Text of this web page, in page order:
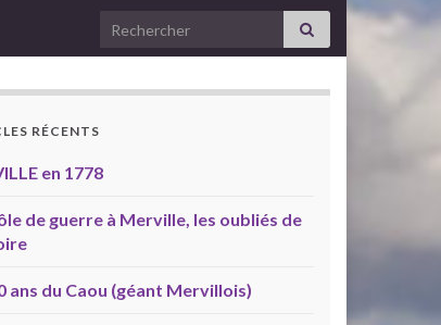
Search for:
RÉCENTS
en 1778
de guerre à Merville, les oubliés de
ans du Caou (géant Mervillois)